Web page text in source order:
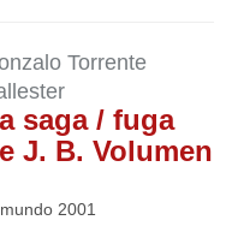
Torrente
saga / fuga
J. B. Volumen
2001